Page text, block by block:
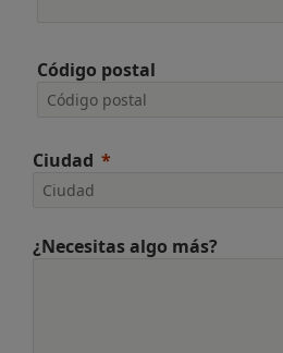
Código postal
Ciudad
¿Necesitas algo más?